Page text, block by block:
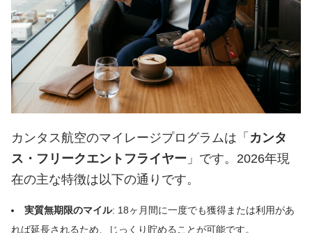
カンタス航空のマイレージプログラムは「 カンタ
ス・フリークエントフライヤー」です。2026年現
在の主な特徴は以下の通りです。
実質無期限のマイル: 18ヶ月間に一度でも獲得または利用があ
れば延長されるため、じっくり貯めることが可能です。